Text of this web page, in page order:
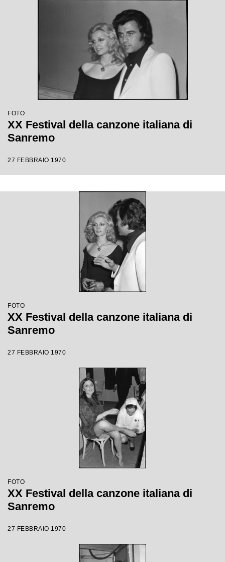
FOTO
XX Festival della canzone italiana di
Sanremo
27 FEBBRAIO 1970
FOTO
XX Festival della canzone italiana di
Sanremo
27 FEBBRAIO 1970
FOTO
XX Festival della canzone italiana di
Sanremo
27 FEBBRAIO 1970